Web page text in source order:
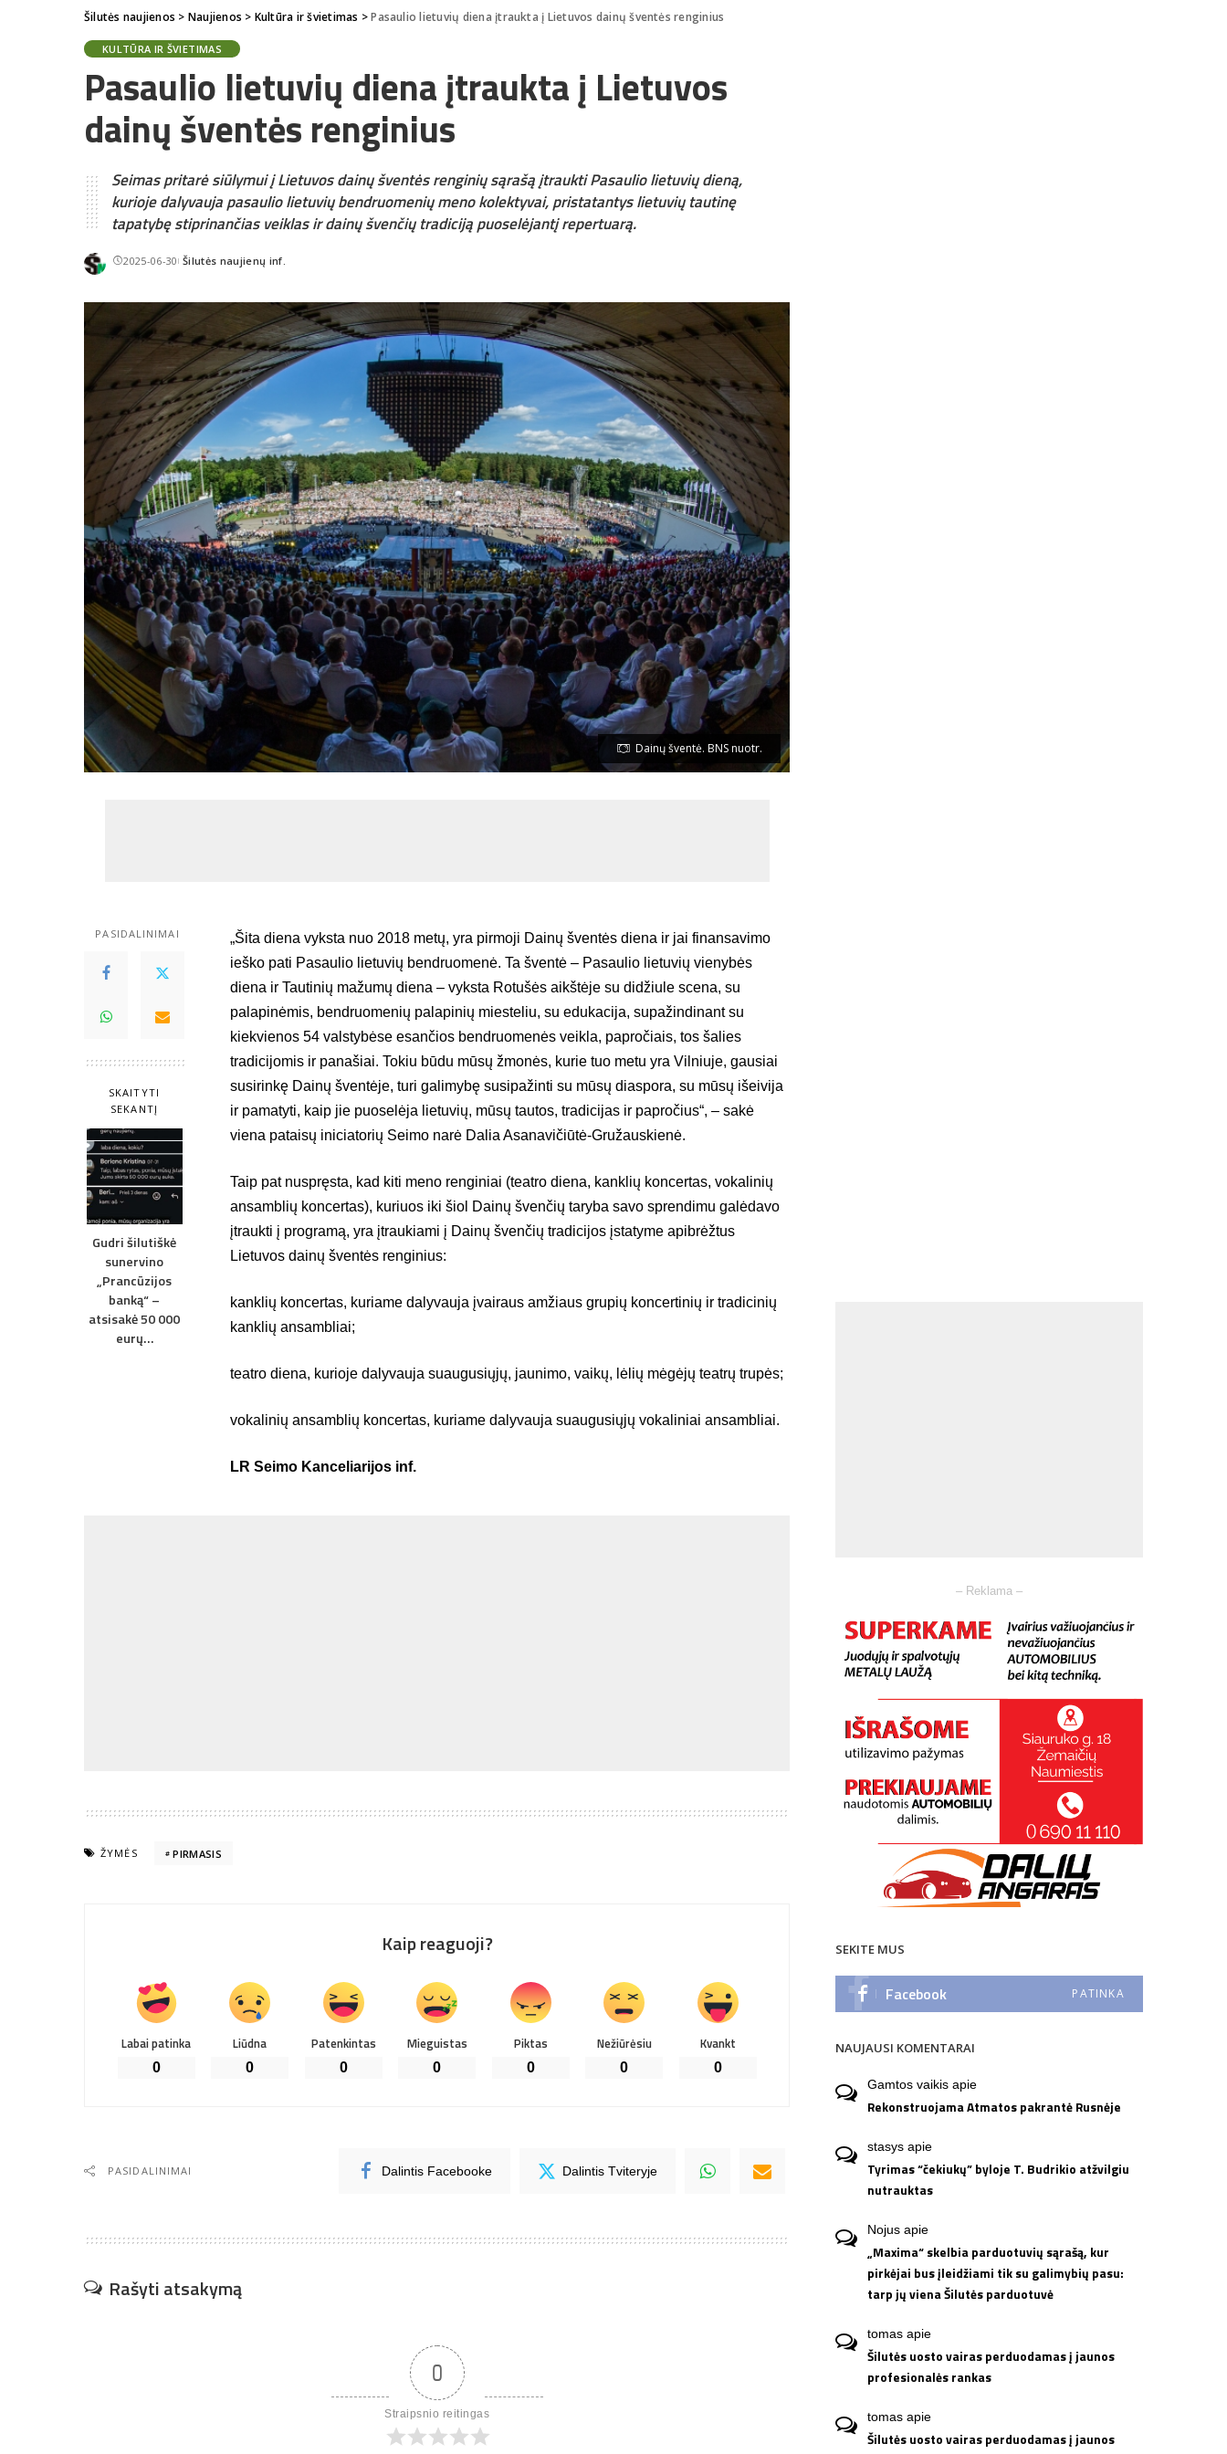
Šilutės naujienos > Naujienos > Kultūra ir švietimas >Pasaulio lietuvių diena įtraukta į Lietuvos dainų šventės renginius
KULTŪRA IR ŠVIETIMAS
Pasaulio lietuvių diena įtraukta į Lietuvos
dainų šventės renginius
Seimas pritarė siūlymui į Lietuvos dainų šventės renginių sąrašą įtraukti Pasaulio lietuvių dieną,
kurioje dalyvauja pasaulio lietuvių bendruomenių meno kolektyvai, pristatantys lietuvių tautinę
tapatybę stiprinančias veiklas ir dainų švenčių tradiciją puoselėjantį repertuarą.
2025-06-30Posted
Šilutės naujienų inf.
Dainų šventė. BNS nuotr.
PASIDALINIMAI
SKAITYTI
SEKANTĮ
Gudri šilutiškė
sunervino
„Prancūzijos
banką“ –
atsisakė 50 000
eurų…
„Šita diena vyksta nuo 2018 metų, yra pirmoji Dainų šventės diena ir jai finansavimo
ieško pati Pasaulio lietuvių bendruomenė. Ta šventė – Pasaulio lietuvių vienybės
diena ir Tautinių mažumų diena – vyksta Rotušės aikštėje su didžiule scena, su
palapinėmis, bendruomenių palapinių miesteliu, su edukacija, supažindinant su
kiekvienos 54 valstybėse esančios bendruomenės veikla, papročiais, tos šalies
tradicijomis ir panašiai. Tokiu būdu mūsų žmonės, kurie tuo metu yra Vilniuje, gausiai
susirinkę Dainų šventėje, turi galimybę susipažinti su mūsų diaspora, su mūsų išeivija
ir pamatyti, kaip jie puoselėja lietuvių, mūsų tautos, tradicijas ir papročius“, – sakė
viena pataisų iniciatorių Seimo narė Dalia Asanavičiūtė-Gružauskienė.
Taip pat nuspręsta, kad kiti meno renginiai (teatro diena, kanklių koncertas, vokalinių
ansamblių koncertas), kuriuos iki šiol Dainų švenčių taryba savo sprendimu galėdavo
įtraukti į programą, yra įtraukiami į Dainų švenčių tradicijos įstatyme apibrėžtus
Lietuvos dainų šventės renginius:
kanklių koncertas, kuriame dalyvauja įvairaus amžiaus grupių koncertinių ir tradicinių
kanklių ansambliai;
teatro diena, kurioje dalyvauja suaugusiųjų, jaunimo, vaikų, lėlių mėgėjų teatrų trupės;
vokalinių ansamblių koncertas, kuriame dalyvauja suaugusiųjų vokaliniai ansambliai.
LR Seimo Kanceliarijos inf.
ŽYMĖS PIRMASIS
Kaip reaguoji?
Labai patinka
0
Liūdna
0
Patenkintas
0
Mieguistas
0
Piktas
0
Nežiūrėsiu
0
Kvankt
0
PASIDALINIMAI Dalintis Facebooke Dalintis Tviteryje
Rašyti atsakymą
0
Straipsnio reitingas
– Reklama –
SEKITE MUS
Facebook PATINKA
NAUJAUSI KOMENTARAI
Gamtos vaikis apie
Rekonstruojama Atmatos pakrantė Rusnėje
stasys apie
Tyrimas “čekiukų” byloje T. Budrikio atžvilgiu
nutrauktas
Nojus apie
„Maxima“ skelbia parduotuvių sąrašą, kur
pirkėjai bus įleidžiami tik su galimybių pasu:
tarp jų viena Šilutės parduotuvė
tomas apie
Šilutės uosto vairas perduodamas į jaunos
profesionalės rankas
tomas apie
Šilutės uosto vairas perduodamas į jaunos